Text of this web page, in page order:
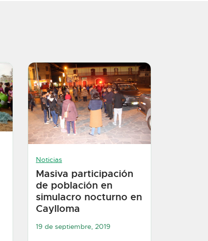
Noticias
Masiva participación
de población en
simulacro nocturno en
Caylloma
19 de septiembre, 2019